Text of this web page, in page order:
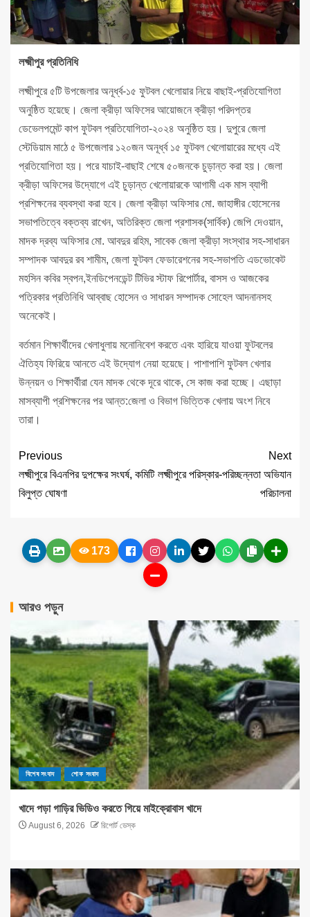
লক্ষ্মীপুর প্রতিনিধি
লক্ষ্মীপুরে ৫টি উপজেলার অনূর্ধ্ব-১৫ ফুটবল খেলোয়ার নিয়ে বাছাই-প্রতিযোগিতা
অনুষ্ঠিত হয়েছে। জেলা ক্রীড়া অফিসের আয়োজনে ক্রীড়া পরিদপ্তর
ডেভেলপমেন্ট কাপ ফুটবল প্রতিযোগিতা-২০২৪ অনুষ্ঠিত হয়। দুপুরে জেলা
স্টেডিয়াম মাঠে ৫ উপজেলার ১২০জন অনূর্ধ্ব ১৫ ফুটবল খেলোয়ারের মধ্যে এই
প্রতিযোগিতা হয়। পরে যাচাই-বাছাই শেষে ৫০জনকে চুড়ান্ত করা হয়। জেলা
ক্রীড়া অফিসের উদ্যোগে এই চুড়ান্ত খেলোয়ারকে আগামী এক মাস ব্যাপী
প্রশিক্ষনের ব্যবস্থা করা হবে। জেলা ক্রীড়া অফিসার মো. জাহাঙ্গীর হোসেনের
সভাপতিত্বে বক্তব্য রাখেন, অতিরিক্ত জেলা প্রশাসক(সার্বিক) জেপি দেওয়ান,
মাদক দ্রব্য অফিসার মো. আবদুর রহিম, সাবেক জেলা ক্রীড়া সংস্থার সহ-সাধারন
সম্পাদক আবদুর রব শামীম, জেলা ফুটবল ফেডারেশনের সহ-সভাপতি এডভোকেট
মহসিন কবির স্বপন,ইনডিপেনডেন্ট টিভির স্টাফ রিপোর্টার, বাসস ও আজকের
পত্রিকার প্রতিনিধি আব্বাছ হোসেন ও সাধারন সম্পাদক সোহেল আদনানসহ
অনেকেই।
বর্তমান শিক্ষার্থীদের খেলাধুলায় মনোনিবেশ করতে এবং হারিয়ে যাওয়া ফুটবলের
ঐতিহ্য ফিরিয়ে আনতে এই উদ্যোগ নেয়া হয়েছে। পাশাপাশি ফুটবল খেলার
উন্নয়ন ও শিক্ষার্থীরা যেন মাদক থেকে দূরে থাকে, সে কাজ করা হচ্ছে। এছাড়া
মাসব্যাপী প্রশিক্ষনের পর আন্ত:জেলা ও বিভাগ ভিত্তিক খেলায় অংশ নিবে
তারা।
Previous
লক্ষ্মীপুরে বিএনপির দুপক্ষের সংঘর্ষ, কমিটি
বিলুপ্ত ঘোষণা
Next
লক্ষ্মীপুরে পরিস্কার-পরিচ্ছন্নতা অভিযান
পরিচালনা
173
আরও পড়ুন
বিশেষ সংবাদ শোক সংবাদ
খাদে পড়া গাড়ির ভিডিও করতে গিয়ে মাইক্রোবাস খাদে
August 6, 2026 রিপোর্ট ডেস্ক